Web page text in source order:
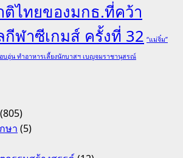
ไทยของมกธ.ที่คว้า
กีฬาซีเกมส์ ครั้งที่ 32 “แม่จิ๋ม”
บอุ่น ทำอาหารเลี้ยงนักบาสฯ เบญจมราชานุสรณ์
(805)
ษา (5)